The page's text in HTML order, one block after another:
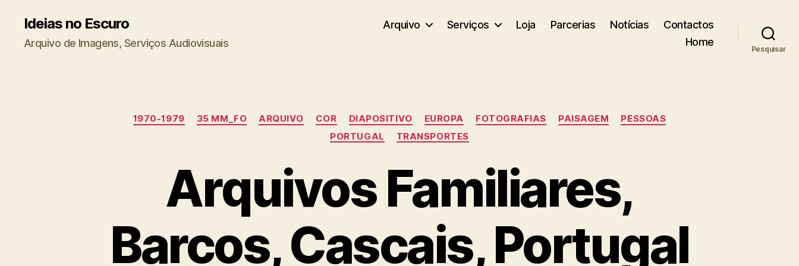
Ideias no Escuro
Arquivo de Imagens, Serviços Audiovisuais
Arquivo Serviços Loja Parcerias Notícias
Contactos
Home
Pesquisar
Categorias
1970-1979 35 MM_FO ARQUIVO COR DIAPOSITIVO EUROPA FOTOGRAFIAS PAISAGEM
PESSOAS
PORTUGAL
TRANSPORTES
Arquivos Familiares,
Barcos, Cascais, Portugal